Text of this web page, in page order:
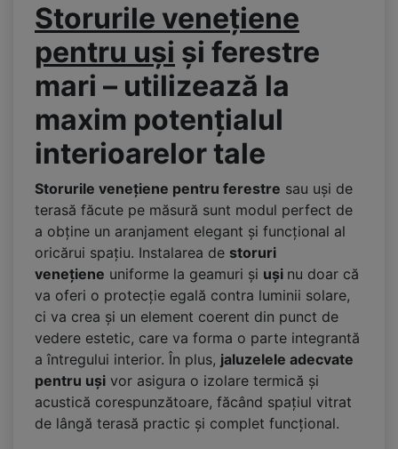
Storurile venețiene
pentru uși și ferestre
mari – utilizează la
maxim potențialul
interioarelor tale
Storurile venețiene pentru ferestre sau uși de
terasă făcute pe măsură sunt modul perfect de
a obține un aranjament elegant și funcțional al
oricărui spațiu. Instalarea de storuri
venețiene uniforme la geamuri și uși nu doar că
va oferi o protecție egală contra luminii solare,
ci va crea și un element coerent din punct de
vedere estetic, care va forma o parte integrantă
a întregului interior. În plus, jaluzelele adecvate
pentru uși vor asigura o izolare termică și
acustică corespunzătoare, făcând spațiul vitrat
de lângă terasă practic și complet funcțional.